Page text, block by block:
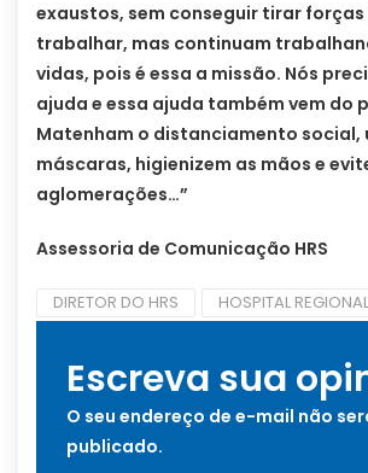
exaustos, sem conseguir tirar
trabalhar, mas continuam
vidas, pois é essa a missão. Nós
ajuda e essa ajuda também vem do
Matenham o distanciamento social,
máscaras, higienizem as mãos e
aglomerações…”
Assessoria de Comunicação HRS
DIRETOR DO HRS HOSPITAL
Escreva sua
O seu endereço de e-mail não
publicado.